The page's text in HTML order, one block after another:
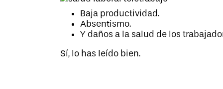
Baja productividad.
Absentismo.
Y daños a la salud de los
Sí, lo has leído bien.